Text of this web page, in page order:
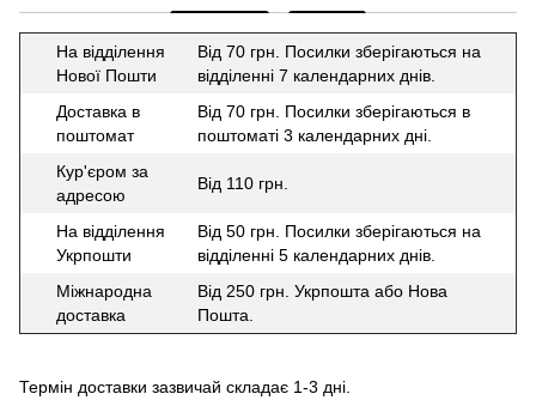
На відділення
Нової Пошти
Від 70 грн. Посилки зберігаються на
відділенні 7 календарних днів.
Доставка в
поштомат
Від 70 грн. Посилки зберігаються в
поштоматі 3 календарних дні.
Кур'єром за
адресою
Від 110 грн.
На відділення
Укрпошти
Від 50 грн. Посилки зберігаються на
відділенні 5 календарних днів.
Міжнародна
доставка
Від 250 грн. Укрпошта або Нова
Пошта.
Термін доставки зазвичай складає 1-3 дні.